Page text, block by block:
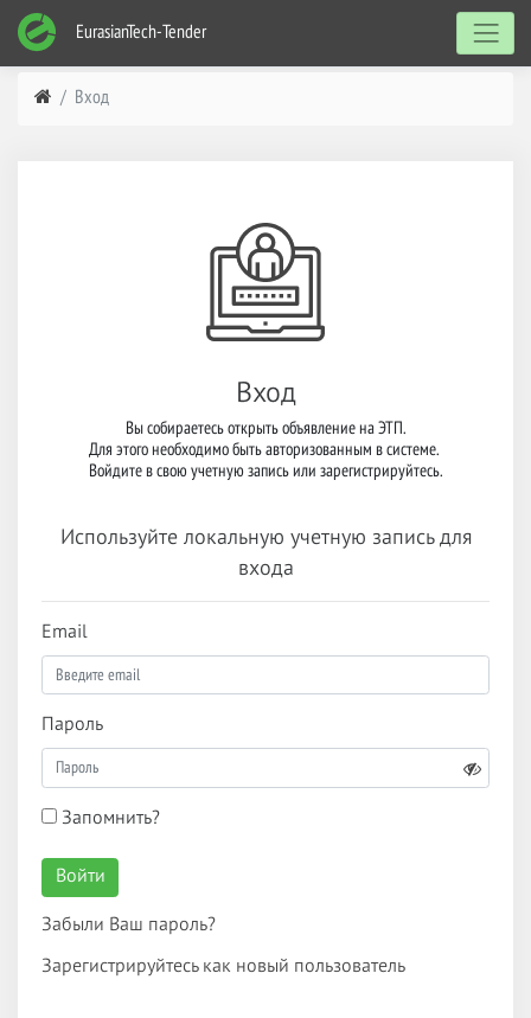
EurasianTech-Tender
Вход
Вход
Вы собираетесь открыть объявление на ЭТП.
Для этого необходимо быть авторизованным в системе.
Войдите в свою учетную запись или зарегистрируйтесь.
Используйте локальную учетную запись для
входа
Email
Пароль
Запомнить?
Войти
Забыли Ваш пароль?
Зарегистрируйтесь как новый пользователь